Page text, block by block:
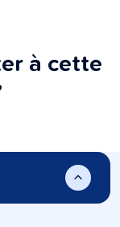
à cette